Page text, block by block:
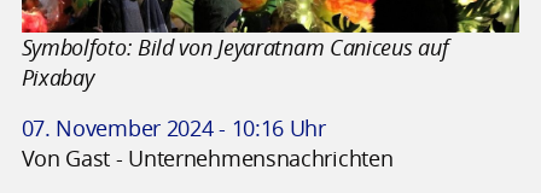
Symbolfoto: Bild von Jeyaratnam Caniceus auf
Pixabay
07. November 2024 - 10:16 Uhr
Von Gast - Unternehmensnachrichten